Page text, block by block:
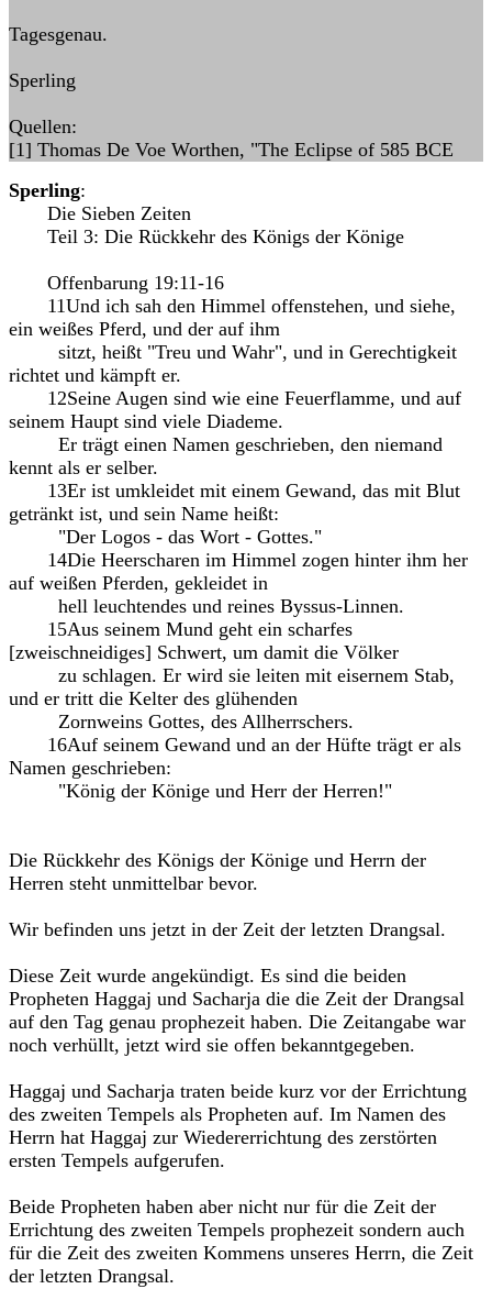
Tagesgenau.
Sperling
Quellen:
[1] Thomas De Voe Worthen, "The Eclipse of 585 BCE
Sperling:
Die Sieben Zeiten
Teil 3: Die Rückkehr des Königs der Könige
Offenbarung 19:11-16
11Und ich sah den Himmel offenstehen, und siehe,
ein weißes Pferd, und der auf ihm
sitzt, heißt "Treu und Wahr", und in Gerechtigkeit
richtet und kämpft er.
12Seine Augen sind wie eine Feuerflamme, und auf
seinem Haupt sind viele Diademe.
Er trägt einen Namen geschrieben, den niemand
kennt als er selber.
13Er ist umkleidet mit einem Gewand, das mit Blut
getränkt ist, und sein Name heißt:
"Der Logos - das Wort - Gottes."
14Die Heerscharen im Himmel zogen hinter ihm her
auf weißen Pferden, gekleidet in
hell leuchtendes und reines Byssus-Linnen.
15Aus seinem Mund geht ein scharfes
[zweischneidiges] Schwert, um damit die Völker
zu schlagen. Er wird sie leiten mit eisernem Stab,
und er tritt die Kelter des glühenden
Zornweins Gottes, des Allherrschers.
16Auf seinem Gewand und an der Hüfte trägt er als
Namen geschrieben:
"König der Könige und Herr der Herren!"
Die Rückkehr des Königs der Könige und Herrn der
Herren steht unmittelbar bevor.
Wir befinden uns jetzt in der Zeit der letzten Drangsal.
Diese Zeit wurde angekündigt. Es sind die beiden
Propheten Haggaj und Sacharja die die Zeit der Drangsal
auf den Tag genau prophezeit haben. Die Zeitangabe war
noch verhüllt, jetzt wird sie offen bekanntgegeben.
Haggaj und Sacharja traten beide kurz vor der Errichtung
des zweiten Tempels als Propheten auf. Im Namen des
Herrn hat Haggaj zur Wiedererrichtung des zerstörten
ersten Tempels aufgerufen.
Beide Propheten haben aber nicht nur für die Zeit der
Errichtung des zweiten Tempels prophezeit sondern auch
für die Zeit des zweiten Kommens unseres Herrn, die Zeit
der letzten Drangsal.